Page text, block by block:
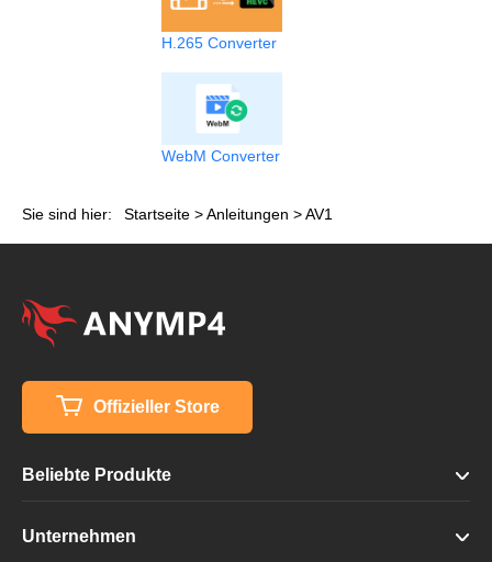
H.265 Converter
WebM Converter
Sie sind hier: Startseite >Anleitungen > AV1
Offizieller Store
Beliebte Produkte
Unternehmen